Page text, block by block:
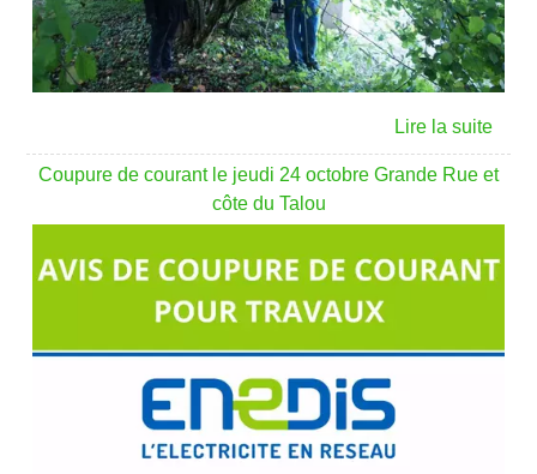
Coupure de courant le jeudi 24 octobre Grande Rue et
côte du Talou